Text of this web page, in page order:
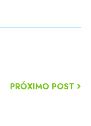
PRÓXIMO POST